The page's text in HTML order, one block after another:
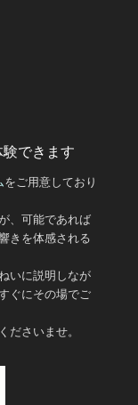
できます
をご用意しており
、可能であれば
きを体感される
いに説明しなが
ぐにその場でご
ださいませ。